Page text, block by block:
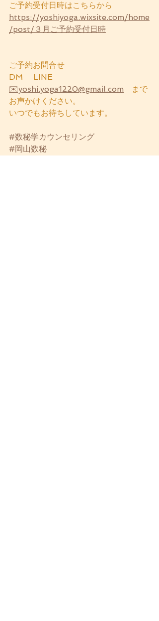
ご予約受付日時はこちらから
https://yoshiyoga.wixsite.com/home
/post/３月ご予約受付日時
ご予約お問合せ
DM 　LINE
✉️yoshi.yoga1220@gmail.com まで
お声かけください。
いつでもお待ちしています。
#数秘学カウンセリング
#岡山数秘